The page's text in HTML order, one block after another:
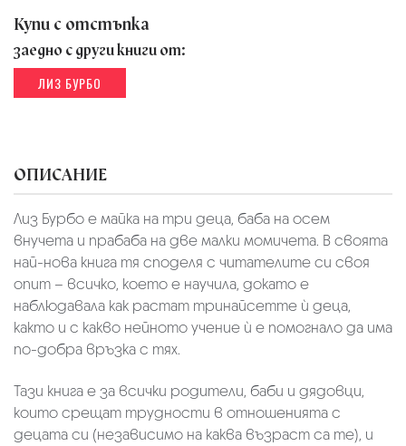
Купи с отстъпка
заедно с други книги от:
ЛИЗ БУРБО
ОПИСАНИЕ
Лиз Бурбо е майка на три деца, баба на осем
внучета и прабаба на две малки момичета. В своята
най-нова книга тя споделя с читателите си своя
опит – всичко, което е научила, докато е
наблюдавала как растат тринайсетте ѝ деца,
както и с какво нейното учение ѝ е помогнало да има
по-добра връзка с тях.
Тази книга е за всички родители, баби и дядовци,
които срещат трудности в отношенията с
децата си (независимо на каква възраст са те), и